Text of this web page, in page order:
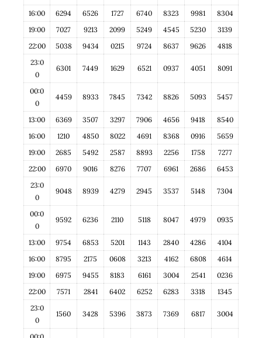
16:00
6294 6526 1727 6740 8323 9981
8304
19:00
7027 9213 2099 5249 4545 5230
3139
22:00
5038 9434 0215 9724 8637 9626
4818
23:0
0
6301 7449 1629 6521 0937 4051 8091
00:0
0
4459 8933 7845 7342 8826 5093 5457
13:00 6369 3507 3297 7906 4656 9418
8540
16:00
1210 4850 8022 4691 8368 0916
5659
19:00
2685 5492 2587 8893 2256 1758
7277
22:00
6970 9016 8276 7707 6961 2686
6453
23:0
0
9048 8939 4279 2945 3537 5148 7304
00:0
0
9592 6236 2110 5118 8047 4979 0935
13:00 9754 6853 5201 1143 2840 4286
4104
16:00
8795 2175 0608 3213 4162 6808
4614
19:00
6975 9455 8183 6161 3004 2541
0236
22:00
7571 2841 6402 6252 6283 3318
1345
23:0
0
1560 3428 5396 3873 7369 6817 3004